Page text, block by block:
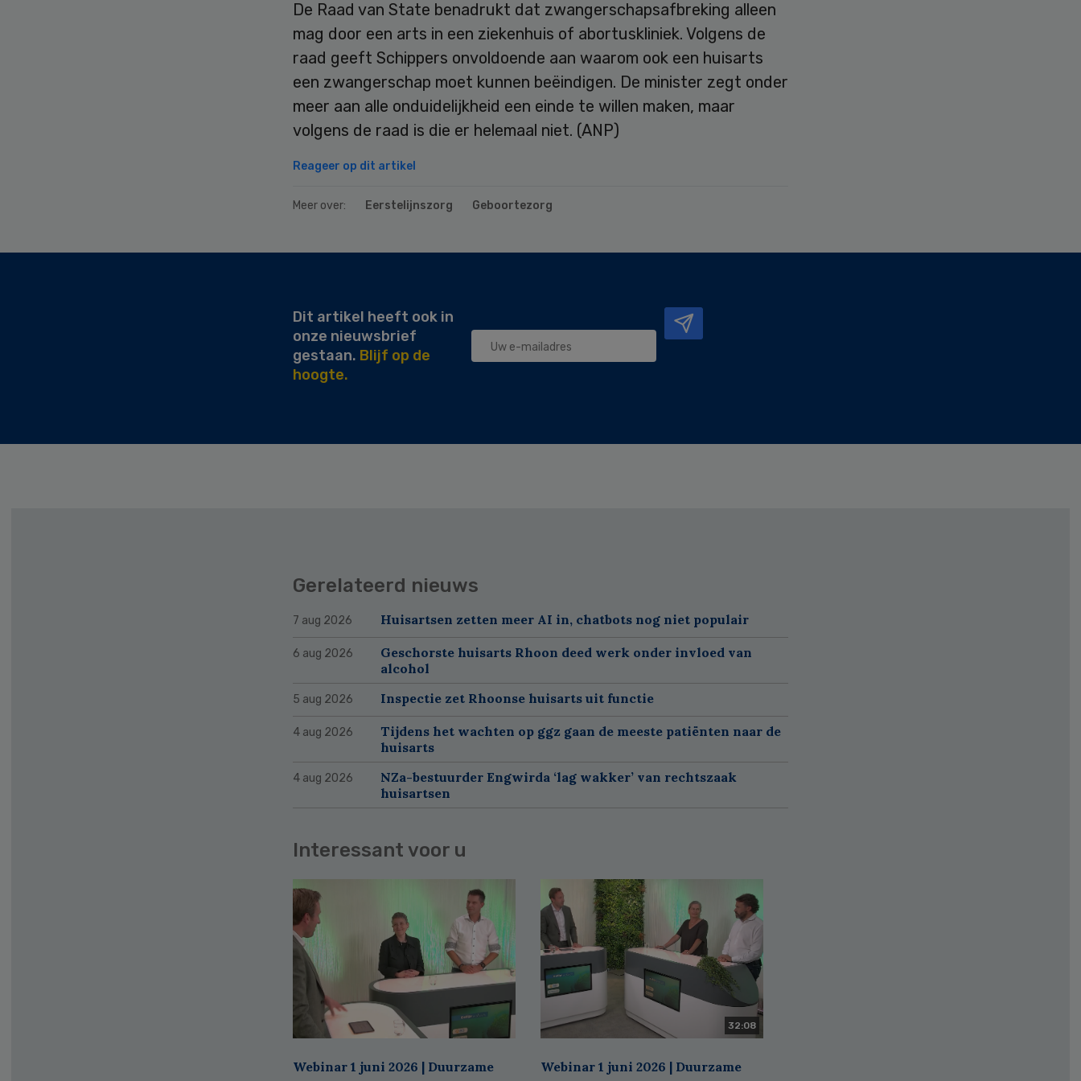
De Raad van State benadrukt dat zwangerschapsafbreking alleen
mag door een arts in een ziekenhuis of abortuskliniek. Volgens de
raad geeft Schippers onvoldoende aan waarom ook een huisarts
een zwangerschap moet kunnen beëindigen. De minister zegt onder
meer aan alle onduidelijkheid een einde te willen maken, maar
volgens de raad is die er helemaal niet. (ANP)
Reageer op dit artikel
Meer over: Eerstelijnszorg Geboortezorg
Dit artikel heeft ook in
onze nieuwsbrief
gestaan. Blijf op de
hoogte.
Gerelateerd nieuws
7 aug 2026 Huisartsen zetten meer AI in, chatbots nog niet populair
6 aug 2026
Geschorste huisarts Rhoon deed werk onder invloed van
alcohol
5 aug 2026 Inspectie zet Rhoonse huisarts uit functie
4 aug 2026
Tijdens het wachten op ggz gaan de meeste patiënten naar de
huisarts
4 aug 2026
NZa-bestuurder Engwirda ‘lag wakker’ van rechtszaak
huisartsen
Interessant voor u
Webinar 1 juni 2026 | Duurzame
32:08
Webinar 1 juni 2026 | Duurzame